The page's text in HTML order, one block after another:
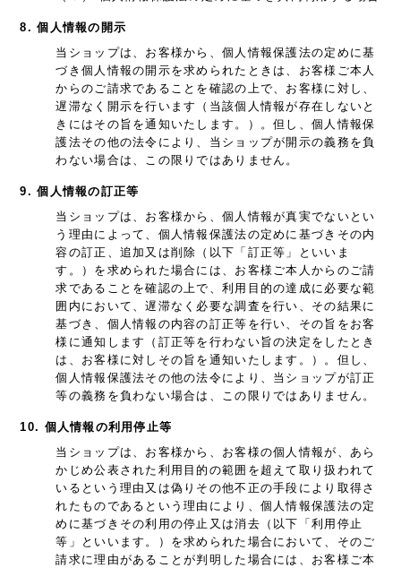
8. 個人情報の開示
当ショップは、お客様から、個人情報保護法の定めに基
づき個人情報の開示を求められたときは、お客様ご本人
からのご請求であることを確認の上で、お客様に対し、
遅滞なく開示を行います（当該個人情報が存在しないと
きにはその旨を通知いたします。）。但し、個人情報保
護法その他の法令により、当ショップが開示の義務を負
わない場合は、この限りではありません。
9. 個人情報の訂正等
当ショップは、お客様から、個人情報が真実でないとい
う理由によって、個人情報保護法の定めに基づきその内
容の訂正、追加又は削除（以下「訂正等」といいま
す。）を求められた場合には、お客様ご本人からのご請
求であることを確認の上で、利用目的の達成に必要な範
囲内において、遅滞なく必要な調査を行い、その結果に
基づき、個人情報の内容の訂正等を行い、その旨をお客
様に通知します（訂正等を行わない旨の決定をしたとき
は、お客様に対しその旨を通知いたします。）。但し、
個人情報保護法その他の法令により、当ショップが訂正
等の義務を負わない場合は、この限りではありません。
10. 個人情報の利用停止等
当ショップは、お客様から、お客様の個人情報が、あら
かじめ公表された利用目的の範囲を超えて取り扱われて
いるという理由又は偽りその他不正の手段により取得さ
れたものであるという理由により、個人情報保護法の定
めに基づきその利用の停止又は消去（以下「利用停止
等」といいます。）を求められた場合において、そのご
請求に理由があることが判明した場合には、お客様ご本